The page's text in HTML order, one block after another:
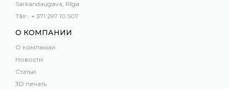
Sarkandaugava, Rīga
Tālr.: + 371 297 10 507
О КОМПАНИИ
О компании
Новости
Статьи
3D печать